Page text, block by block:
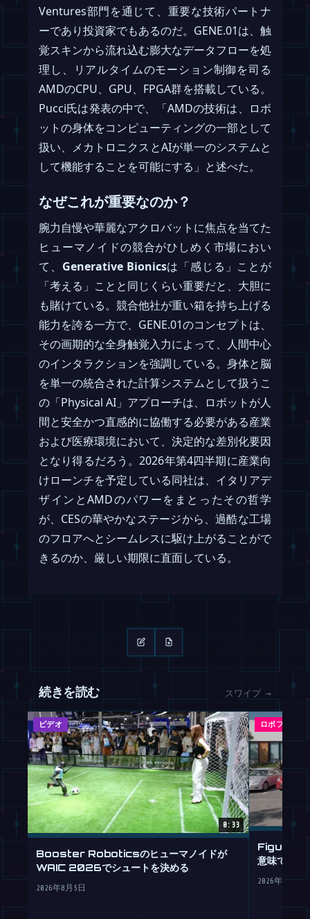
Ventures部門を通じて、重要な技術パートナ
ーであり投資家でもあるのだ。GENE.01は、触
覚スキンから流れ込む膨大なデータフローを処
理し、リアルタイムのモーション制御を司る
AMDのCPU、GPU、FPGA群を搭載している。
Pucci氏は発表の中で、「AMDの技術は、ロボ
ットの身体をコンピューティングの一部として
扱い、メカトロニクスとAIが単一のシステムと
して機能することを可能にする」と述べた。
なぜこれが重要なのか？
腕力自慢や華麗なアクロバットに焦点を当てた
ヒューマノイドの競合がひしめく市場におい
て、 Generative Bionicsは「感じる」ことが
「考える」ことと同じくらい重要だと、大胆に
も賭けている。競合他社が重い箱を持ち上げる
能力を誇る一方で、GENE.01のコンセプトは、
その画期的な全身触覚入力によって、人間中心
のインタラクションを強調している。身体と脳
を単一の統合された計算システムとして扱うこ
の「Physical AI」アプローチは、ロボットが人
間と安全かつ直感的に協働する必要がある産業
および医療環境において、決定的な差別化要因
となり得るだろう。2026年第4四半期に産業向
けローンチを予定している同社は、イタリアデ
ザインとAMDのパワーをまとったその哲学
が、CESの華やかなステージから、過酷な工場
のフロアへとシームレスに駆け上がることがで
きるのか、厳しい期限に直面している。
続きを読む スワイプ →
ビデオ
0:33
Booster Roboticsのヒューマノイドが
WAIC 2026でシュートを決める
2026年8月5日
ロボフィード
Figureの
意味で
2026年7月30